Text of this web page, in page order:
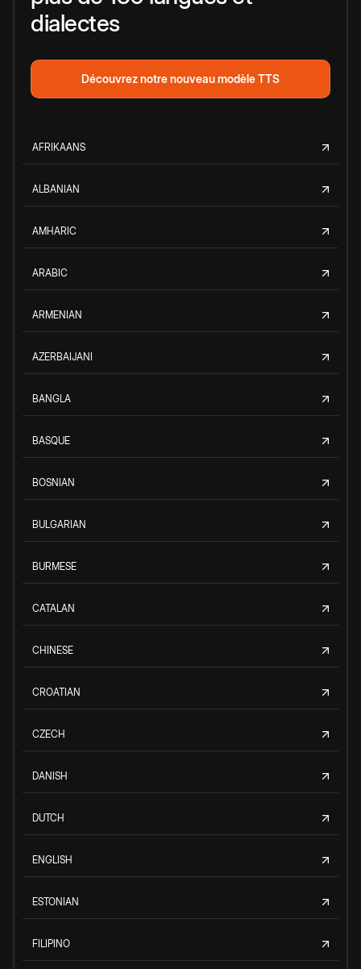
dialectes
Découvrez notre nouveau modèle TTS
AFRIKAANS
ALBANIAN
AMHARIC
ARABIC
ARMENIAN
AZERBAIJANI
BANGLA
BASQUE
BOSNIAN
BULGARIAN
BURMESE
CATALAN
CHINESE
CROATIAN
CZECH
DANISH
DUTCH
ENGLISH
ESTONIAN
FILIPINO